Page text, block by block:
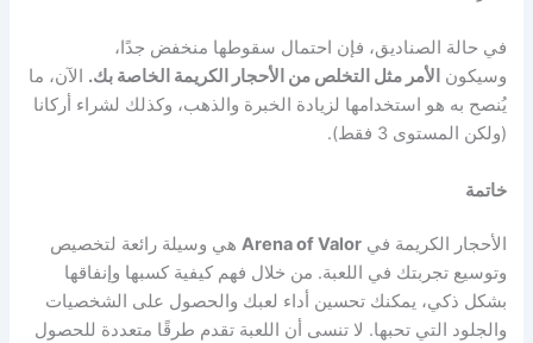
في حالة الصناديق، فإن احتمال سقوطها منخفض جدًا،
وسيكون الأمر مثل التخلص من الأحجار الكريمة الخاصة بك. الآن، ما
يُنصح به هو استخدامها لزيادة الخبرة والذهب، وكذلك لشراء أركانا
(ولكن المستوى 3 فقط).
خاتمة
الأحجار الكريمة فيArena of Valor هي وسيلة رائعة لتخصيص
وتوسيع تجربتك في اللعبة. من خلال فهم كيفية كسبها وإنفاقها
بشكل ذكي، يمكنك تحسين أداء لعبك والحصول على الشخصيات
والجلود التي تحبها. لا تنسى أن اللعبة تقدم طرقًا متعددة للحصول